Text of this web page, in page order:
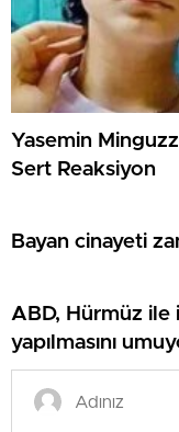
Yasemin
Sert Reaksiyon
Bayan cinayeti
ABD, Hürmüz ile
yapılmasını